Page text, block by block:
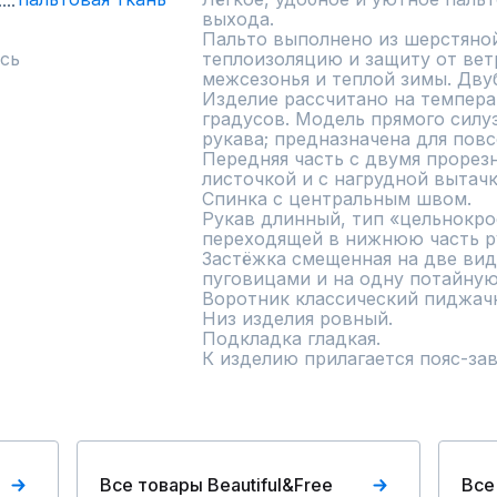
выхода.
Пальто выполнено из
теплоизоляцию и защиту от
межсезонья и теплой зимы.
Изделие рассчитано на
градусов. Модель прямого
рукава; предназначена для
Передняя часть с двумя
листочкой и с нагрудной
Спинка с центральным швом.
Рукав длинный, тип
переходящей в нижнюю часть
Застёжка смещенная на две
пуговицами и на одну
Воротник классический
Низ изделия ровный.
Подкладка гладкая.
К изделию прилагается пояс-
Все товары Beautiful&Free